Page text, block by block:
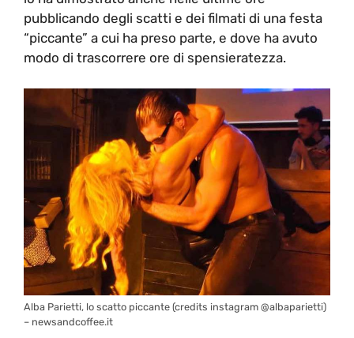
pubblicando degli scatti e dei filmati di una festa
“piccante” a cui ha preso parte, e dove ha avuto
modo di trascorrere ore di spensieratezza.
Alba Parietti, lo scatto piccante (credits instagram @albaparietti)
– newsandcoffee.it